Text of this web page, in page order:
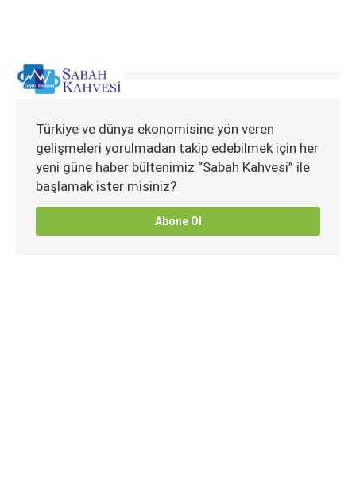
Türkiye ve dünya ekonomisine yön veren
gelişmeleri yorulmadan takip edebilmek için her
yeni güne haber bültenimiz “Sabah Kahvesi” ile
başlamak ister misiniz?
Abone Ol